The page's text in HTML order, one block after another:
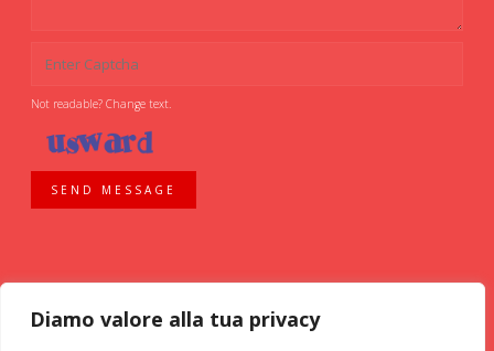
Diamo valore alla tua privacy
Not readable? Change text.
SEND MESSAGE